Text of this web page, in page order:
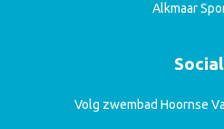
Alkmaar
Volg zwembad Hoornse